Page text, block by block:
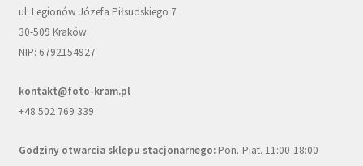
ul. Legionów Józefa Piłsudskiego 7
30-509 Kraków
NIP: 6792154927
kontakt@foto-kram.pl
+48 502 769 339
Godziny otwarcia sklepu stacjonarnego:Pon.-Piat. 11:00-18:00